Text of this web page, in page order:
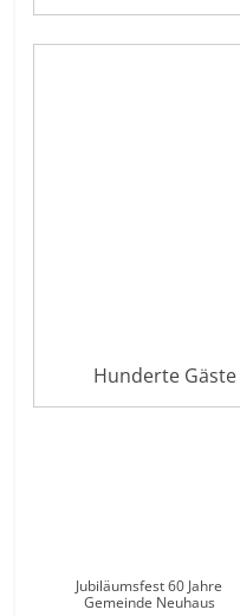
Hunderte
Jubiläumsfest 60 Jahre
Gemeinde Neuhaus